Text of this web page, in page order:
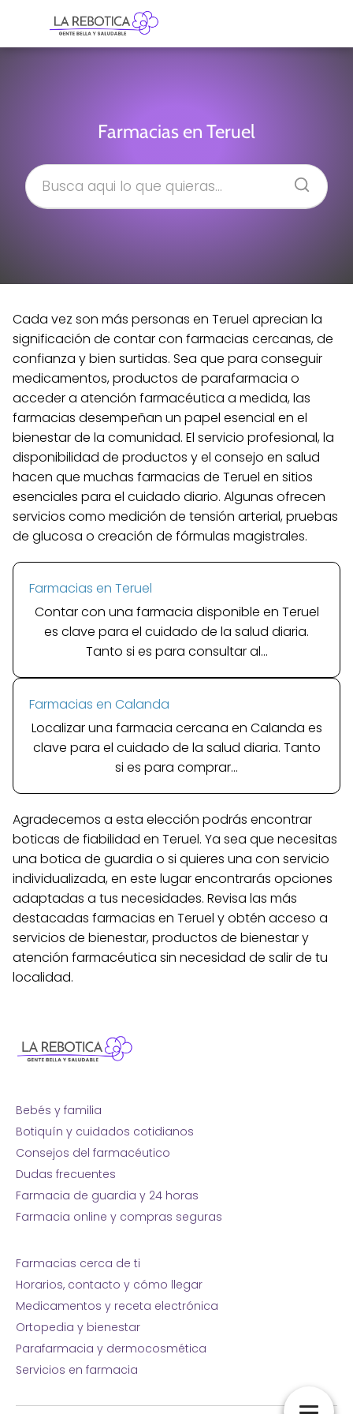
Farmacias en Teruel
Cada vez son más personas en Teruel aprecian la
significación de contar con farmacias cercanas, de
confianza y bien surtidas. Sea que para conseguir
medicamentos, productos de parafarmacia o
acceder a atención farmacéutica a medida, las
farmacias desempeñan un papel esencial en el
bienestar de la comunidad. El servicio profesional, la
disponibilidad de productos y el consejo en salud
hacen que muchas farmacias de Teruel en sitios
esenciales para el cuidado diario. Algunas ofrecen
servicios como medición de tensión arterial, pruebas
de glucosa o creación de fórmulas magistrales.
Farmacias en Teruel
Contar con una farmacia disponible en Teruel
es clave para el cuidado de la salud diaria.
Tanto si es para consultar al...
Farmacias en Calanda
Localizar una farmacia cercana en Calanda es
clave para el cuidado de la salud diaria. Tanto
si es para comprar...
Agradecemos a esta elección podrás encontrar
boticas de fiabilidad en Teruel. Ya sea que necesitas
una botica de guardia o si quieres una con servicio
individualizada, en este lugar encontrarás opciones
adaptadas a tus necesidades. Revisa las más
destacadas farmacias en Teruel y obtén acceso a
servicios de bienestar, productos de bienestar y
atención farmacéutica sin necesidad de salir de tu
localidad.
Bebés y familia
Botiquín y cuidados cotidianos
Consejos del farmacéutico
Dudas frecuentes
Farmacia de guardia y 24 horas
Farmacia online y compras seguras
Farmacias cerca de ti
Horarios, contacto y cómo llegar
Medicamentos y receta electrónica
Ortopedia y bienestar
Parafarmacia y dermocosmética
Servicios en farmacia